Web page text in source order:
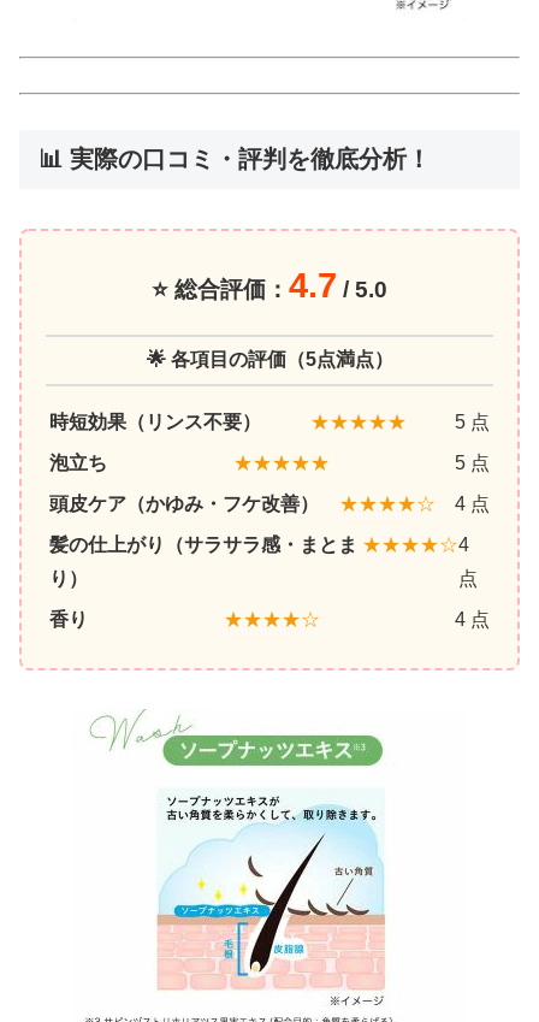
📊 実際の口コミ・評判を徹底分析！
⭐ 総合評価： 4.7 / 5.0
🌟 各項目の評価（5点満点）
時短効果（リンス不要） ★★★★★
5 点
泡立ち
★★★★★
5 点
頭皮ケア（かゆみ・フケ改善）
★★★★☆
4 点
髪の仕上がり（サラサラ感・まとま
り）
★★★★☆4
点
香り
★★★★☆ 4 点